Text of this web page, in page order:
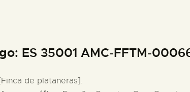
: ES 35001 AMC-FFTM-
de plataneras].